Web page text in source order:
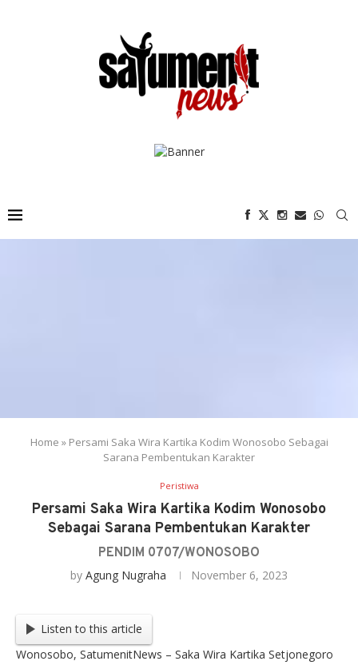
Home » Persami Saka Wira Kartika Kodim Wonosobo Sebagai
Sarana Pembentukan Karakter
Peristiwa
Persami Saka Wira Kartika Kodim Wonosobo
Sebagai Sarana Pembentukan Karakter
PENDIM 0707/WONOSOBO
by Agung Nugraha November 6, 2023
Listen to this article
Wonosobo, SatumenitNews – Saka Wira Kartika Setjonegoro